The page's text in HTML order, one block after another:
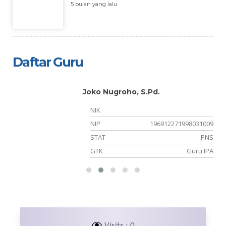
5 bulan yang lalu
Daftar Guru
Joko Nugroho, S.Pd.
NIK
NIP
196912271998031009
STAT
PNS
GTK
Guru IPA